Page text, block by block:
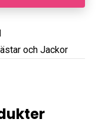
och Jackor